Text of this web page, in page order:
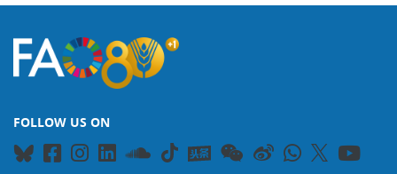
FOLLOW US ON